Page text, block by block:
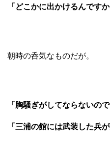
「どこかに出かけるんですか
朝時の呑気なものだが。
「胸騒ぎがしてならないので
「三浦の館には武装した兵